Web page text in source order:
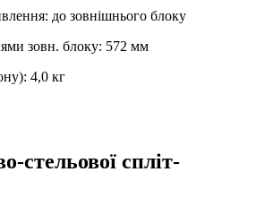
: до зовнішнього блоку
зовн. блоку: 572 мм
: 4,0 кг
стельової спліт-